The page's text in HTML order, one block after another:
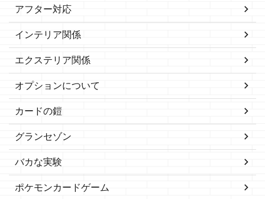
アフター対応
インテリア関係
エクステリア関係
オプションについて
カードの鎧
グランセゾン
バカな実験
ポケモンカードゲーム